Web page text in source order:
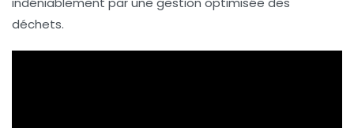
déchets.